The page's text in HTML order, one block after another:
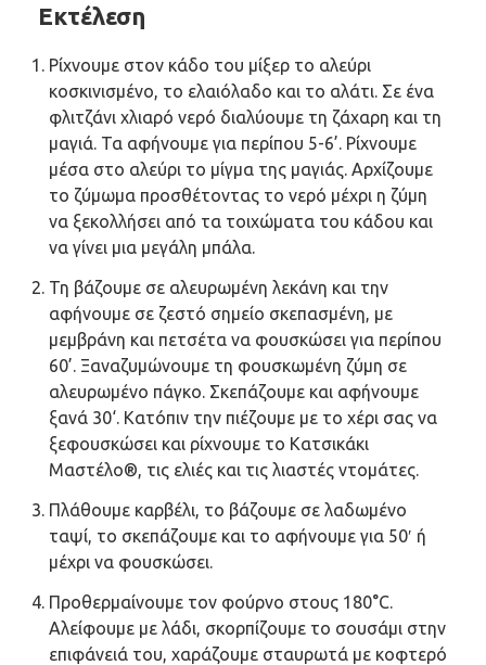
Εκτέλεση
Ρίχνουμε στον κάδο του μίξερ το αλεύρι
κοσκινισμένο, το ελαιόλαδο και το αλάτι. Σε ένα
φλιτζάνι χλιαρό νερό διαλύουμε τη ζάχαρη και τη
μαγιά. Τα αφήνουμε για περίπου 5-6’. Ρίχνουμε
μέσα στο αλεύρι το μίγμα της μαγιάς. Αρχίζουμε
το ζύμωμα προσθέτοντας το νερό μέχρι η ζύμη
να ξεκολλήσει από τα τοιχώματα του κάδου και
να γίνει μια μεγάλη μπάλα.
Τη βάζουμε σε αλευρωμένη λεκάνη και την
αφήνουμε σε ζεστό σημείο σκεπασμένη, με
μεμβράνη και πετσέτα να φουσκώσει για περίπου
60’. Ξαναζυμώνουμε τη φουσκωμένη ζύμη σε
αλευρωμένο πάγκο. Σκεπάζουμε και αφήνουμε
ξανά 30‘. Κατόπιν την πιέζουμε με το χέρι σας να
ξεφουσκώσει και ρίχνουμε το Κατσικάκι
Μαστέλο®, τις ελιές και τις λιαστές ντομάτες.
Πλάθουμε καρβέλι, το βάζουμε σε λαδωμένο
ταψί, το σκεπάζουμε και το αφήνουμε για 50′ ή
μέχρι να φουσκώσει.
Προθερμαίνουμε τον φούρνο στους 180°C.
Αλείφουμε με λάδι, σκορπίζουμε το σουσάμι στην
επιφάνειά του, χαράζουμε σταυρωτά με κοφτερό